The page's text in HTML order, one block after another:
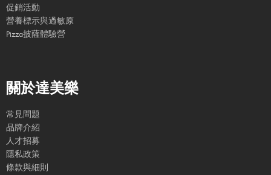
促銷活動
營養標示與過敏原
Pizza披薩體驗營
關於達美樂
常見問題
品牌介紹
人才招募
隱私政策
條款與細則